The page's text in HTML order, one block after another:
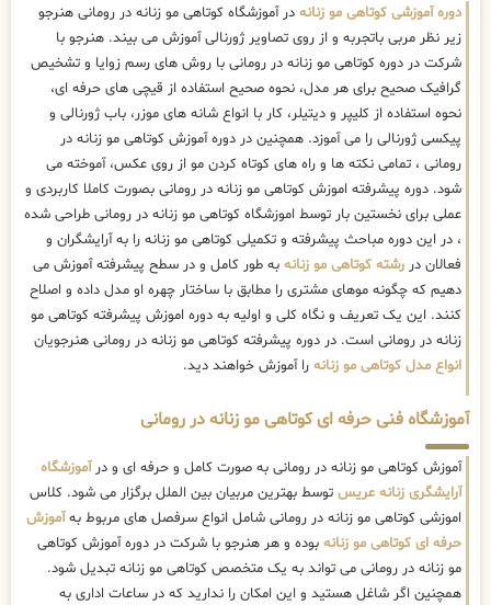
دوره آموزشی کوتاهی مو زنانه در آموزشگاه کوتاهی مو زنانه در رومانی هنرجو
زیر نظر مربی باتجربه و از روی تصاویر ژورنالی آموزش می بیند. هنرجو با
شرکت در دوره کوتاهی مو زنانه در رومانی با روش های رسم زوایا و تشخیص
گرافیک صحیح برای هر مدل، نحوه صحیح استفاده از قیچی های حرفه ای،
نحوه استفاده از کلیپر و دیتیلر، کار با انواع شانه های موزر، باب ژورنالی و
پیکسی ژورنالی را می آموزد. همچنین در دوره آموزش کوتاهی مو زنانه در
رومانی ، تمامی نکته ها و راه های کوتاه کردن مو از روی عکس، آموخته می
شود. دوره پیشرفته اموزش کوتاهی مو زنانه در رومانی بصورت کاملا کاربردی و
عملی برای نخستین بار توسط اموزشگاه کوتاهی مو زنانه در رومانی طراحی شده
، در این دوره مباحث پیشرفته و تکمیلی کوتاهی مو زنانه را به آرایشگران و
فعالان در رشته کوتاهی مو زنانه به طور کامل و در سطح پیشرفته آموزش می
دهیم که چگونه موهای مشتری را مطابق با ساختار چهره او مدل داده و اصلاح
کنند. این یک تعریف و نگاه کلی و اولیه به دوره اموزش پیشرفته کوتاهی مو
زنانه در رومانی است. در دوره پیشرفته کوتاهی مو زنانه در رومانی هنرجویان
انواع مدل کوتاهی مو زنانه را آموزش خواهند دید.
آموزشگاه فنی حرفه ای کوتاهی مو زنانه در رومانی
آموزش کوتاهی مو زنانه در رومانی به صورت کامل و حرفه ای و درآموزشگاه
آرایشگری زنانه عریس توسط بهترین مربیان بین الملل برگزار می شود. کلاس
اموزشی کوتاهی مو زنانه در رومانی شامل انواع سرفصل های مربوط بهآموزش
حرفه ای کوتاهی مو زنانه بوده و هر هنرجو با شرکت در دوره آموزش کوتاهی
مو زنانه در رومانی می تواند به یک متخصص کوتاهی مو زنانه تبدیل شود.
همچنین اگر شاغل هستید و این امکان را ندارید که در ساعات اداری به